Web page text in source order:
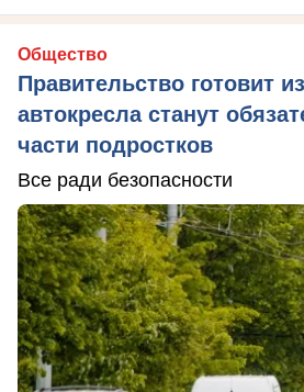
Общество
Правительство готовит
автокресла станут
части подростков
Все ради безопасности